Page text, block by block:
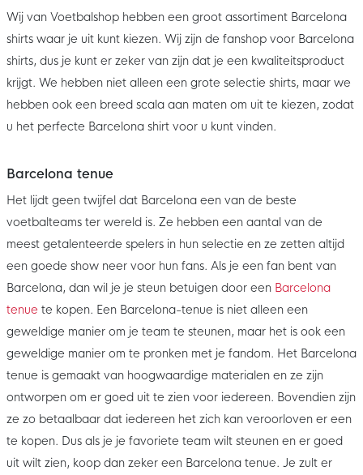
Wij van Voetbalshop hebben een groot assortiment Barcelona
shirts waar je uit kunt kiezen. Wij zijn de fanshop voor Barcelona
shirts, dus je kunt er zeker van zijn dat je een kwaliteitsproduct
krijgt. We hebben niet alleen een grote selectie shirts, maar we
hebben ook een breed scala aan maten om uit te kiezen, zodat
u het perfecte Barcelona shirt voor u kunt vinden.
Barcelona tenue
Het lijdt geen twijfel dat Barcelona een van de beste
voetbalteams ter wereld is. Ze hebben een aantal van de
meest getalenteerde spelers in hun selectie en ze zetten altijd
een goede show neer voor hun fans. Als je een fan bent van
Barcelona, dan wil je je steun betuigen door een Barcelona
tenue te kopen. Een Barcelona-tenue is niet alleen een
geweldige manier om je team te steunen, maar het is ook een
geweldige manier om te pronken met je fandom. Het Barcelona
tenue is gemaakt van hoogwaardige materialen en ze zijn
ontworpen om er goed uit te zien voor iedereen. Bovendien zijn
ze zo betaalbaar dat iedereen het zich kan veroorloven er een
te kopen. Dus als je je favoriete team wilt steunen en er goed
uit wilt zien, koop dan zeker een Barcelona tenue. Je zult er